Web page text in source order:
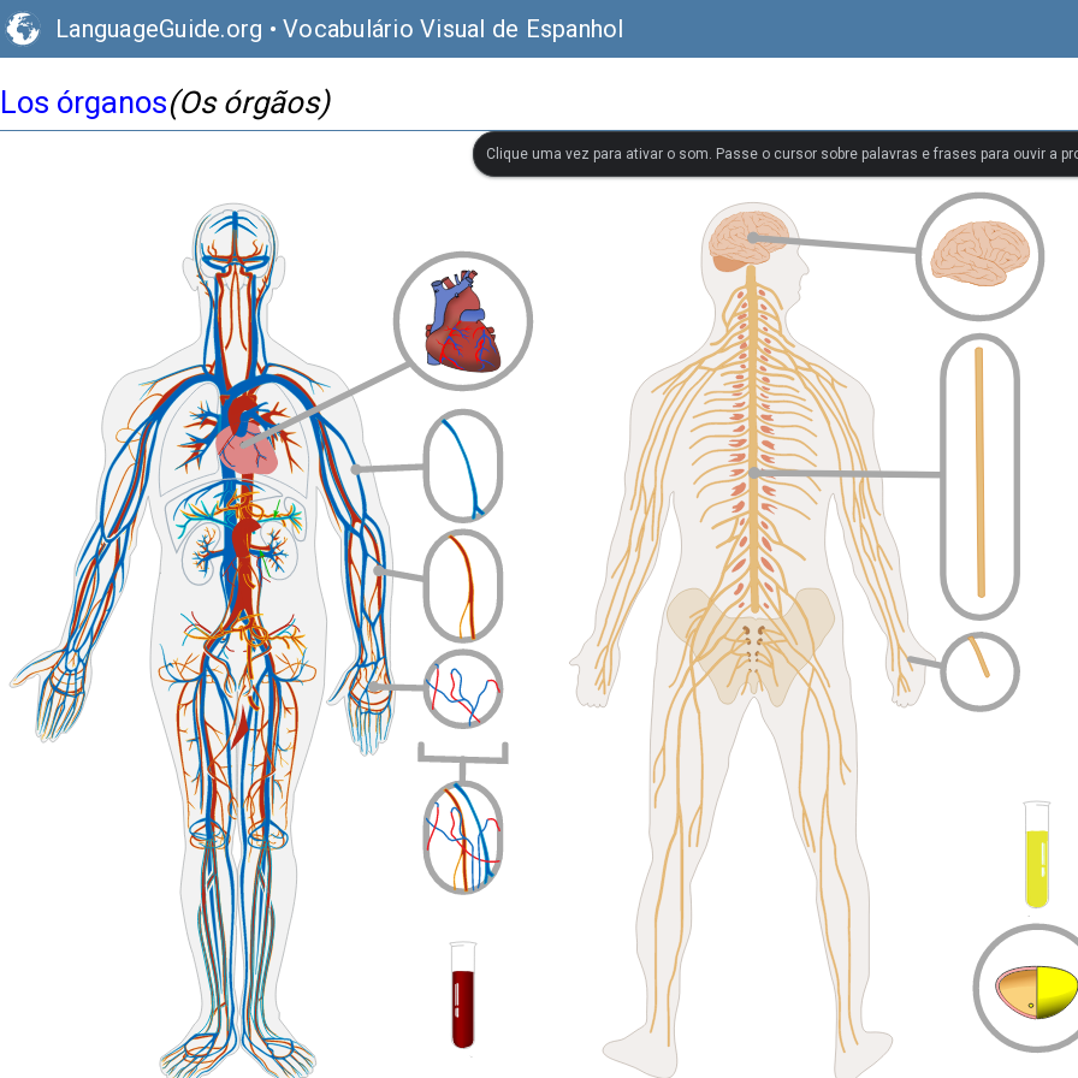
LanguageGuide.org • Vocabulário Visual de Espanhol
Los órganos(Os órgãos)
Clique uma vez para ativar o som. Passe o cursor sobre palavras e frases para ouvir a